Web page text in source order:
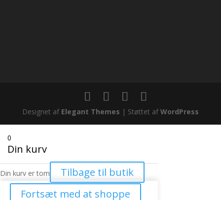
Designet af Elegant Themes | Støttet afWordPress
0
Din kurv
Din kurv er tom
Tilbage til butik
Fortsæt med at shoppe